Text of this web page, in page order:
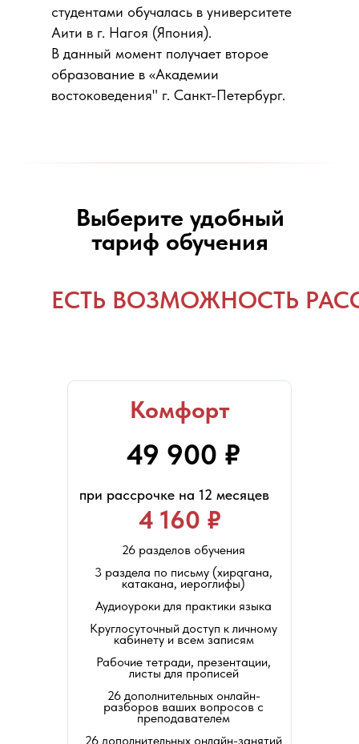
студентами обучалась в университете
Аити в г. Нагоя (Япония).
В данный момент получает второе
образование в «Академии
востоковедения" г. Санкт-Петербург.
Выберите удобный
тариф обучения
ЕСТЬ ВОЗМОЖНОСТЬ
Комфорт
26 разделов обучения
3 раздела по письму (хирагана,
катакана, иероглифы)
Аудиоуроки для практики языка
Круглосуточный доступ к личному
кабинету и всем записям
Рабочие тетради, презентации,
листы для прописей
26 дополнительных онлайн-
разборов ваших вопросов с
преподавателем
26 дополнительных онлайн-занятий
4 160 ₽
при рассрочке на 12 месяцев
49 900 ₽